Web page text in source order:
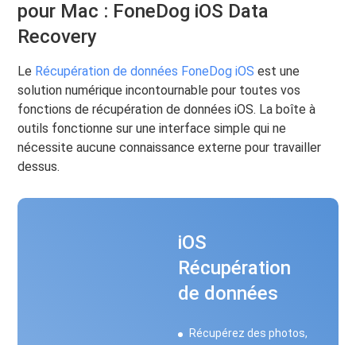
pour Mac : FoneDog iOS Data
Recovery
Le Récupération de données FoneDog iOS est une
solution numérique incontournable pour toutes vos
fonctions de récupération de données iOS. La boîte à
outils fonctionne sur une interface simple qui ne
nécessite aucune connaissance externe pour travailler
dessus.
iOS
Récupération
de données
Récupérez des photos,